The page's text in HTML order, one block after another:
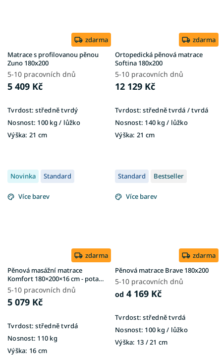
zdarma
Matrace s profilovanou pěnou
Zuno 180x200
5-10 pracovních dnů
5 409 Kč
Tvrdost: středně tvrdý
Nosnost: 100 kg / lůžko
Výška: 21 cm
zdarma
Ortopedická pěnová matrace
Softina 180x200
5-10 pracovních dnů
12 129 Kč
Tvrdost: středně tvrdá / tvrdá
Nosnost: 140 kg / lůžko
Výška: 21 cm
Novinka Standard
Více barev
zdarma
Pěnová masážní matrace
Komfort 180×200×16 cm - potah
Matrix
5-10 pracovních dnů
5 079 Kč
Tvrdost: středně tvrdá
Nosnost: 110 kg
Výška: 16 cm
Standard Bestseller
Více barev
zdarma
Pěnová matrace Brave 180x200
5-10 pracovních dnů
od 4 169 Kč
Tvrdost: středně tvrdá
Nosnost: 100 kg ​​​​​/ lůžko
Výška: 13 / 21 cm